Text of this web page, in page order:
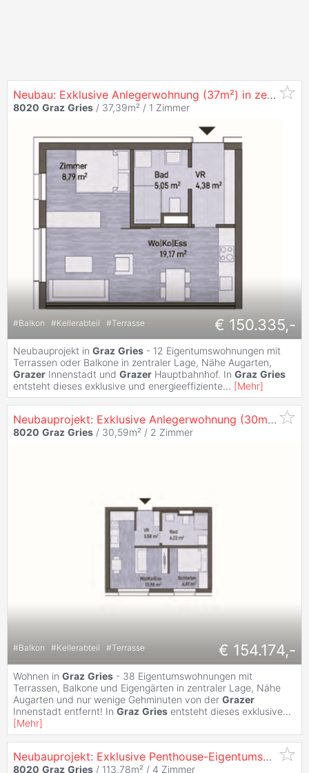
Neubau: Exklusive Anlegerwohnung (37m²) in zentraler Lage in
8020 Graz Gries / 37,39m² / 1 Zimmer
#Balkon #Kellerabteil #Terrasse € 150.335,-
Neubauprojekt in Graz Gries - 12 Eigentumswohnungen mit
Terrassen oder Balkone in zentraler Lage, Nähe Augarten,
Grazer Innenstadt und Grazer Hauptbahnhof. In Graz Gries
entsteht dieses exklusive und energieeffiziente... [Mehr]
Neubauprojekt: Exklusive Anlegerwohnung (30m²) in
8020 Graz Gries / 30,59m² / 2 Zimmer
#Balkon #Kellerabteil #Terrasse € 154.174,-
Wohnen in Graz Gries - 38 Eigentumswohnungen mit
Terrassen, Balkone und Eigengärten in zentraler Lage, Nähe
Augarten und nur wenige Gehminuten von der Grazer
Innenstadt entfernt! In Graz Gries entsteht dieses exklusive...
[Mehr]
Neubauprojekt: Exklusive Penthouse-Eigentumswohnung (113m²) mit Terrasse in
8020 Graz Gries / 113,78m² / 4 Zimmer